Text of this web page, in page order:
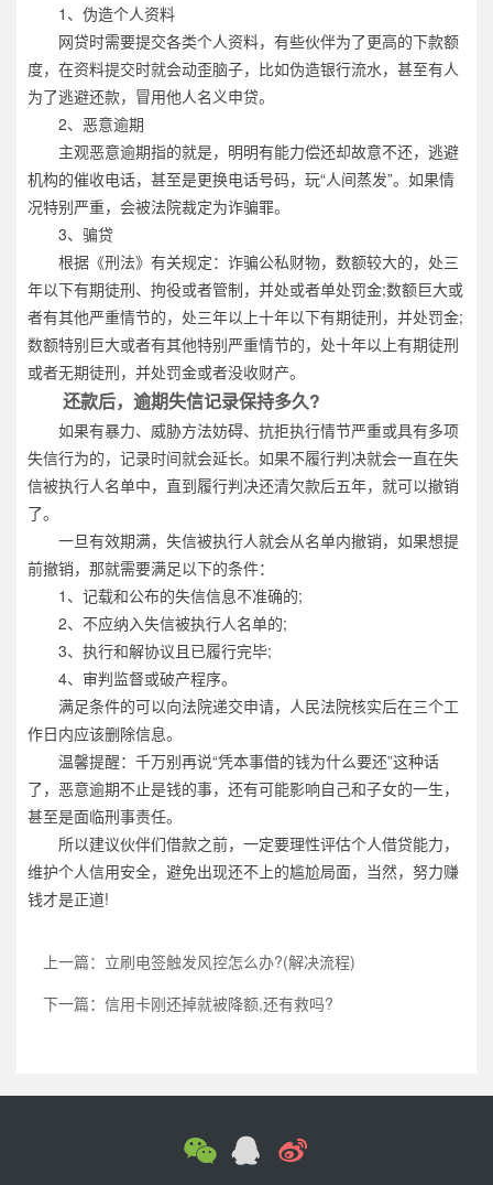
1、伪造个人资料
网贷时需要提交各类个人资料，有些伙伴为了更高的下款额
度，在资料提交时就会动歪脑子，比如伪造银行流水，甚至有人
为了逃避还款，冒用他人名义申贷。
2、恶意逾期
主观恶意逾期指的就是，明明有能力偿还却故意不还，逃避
机构的催收电话，甚至是更换电话号码，玩“人间蒸发”。如果情
况特别严重，会被法院裁定为诈骗罪。
3、骗贷
根据《刑法》有关规定：诈骗公私财物，数额较大的，处三
年以下有期徒刑、拘役或者管制，并处或者单处罚金;数额巨大或
者有其他严重情节的，处三年以上十年以下有期徒刑，并处罚金;
数额特别巨大或者有其他特别严重情节的，处十年以上有期徒刑
或者无期徒刑，并处罚金或者没收财产。
还款后，逾期失信记录保持多久?
如果有暴力、威胁方法妨碍、抗拒执行情节严重或具有多项
失信行为的，记录时间就会延长。如果不履行判决就会一直在失
信被执行人名单中，直到履行判决还清欠款后五年，就可以撤销
了。
一旦有效期满，失信被执行人就会从名单内撤销，如果想提
前撤销，那就需要满足以下的条件：
1、记载和公布的失信信息不准确的;
2、不应纳入失信被执行人名单的;
3、执行和解协议且已履行完毕;
4、审判监督或破产程序。
满足条件的可以向法院递交申请，人民法院核实后在三个工
作日内应该删除信息。
温馨提醒：千万别再说“凭本事借的钱为什么要还”这种话
了，恶意逾期不止是钱的事，还有可能影响自己和子女的一生，
甚至是面临刑事责任。
所以建议伙伴们借款之前，一定要理性评估个人借贷能力，
维护个人信用安全，避免出现还不上的尴尬局面，当然，努力赚
钱才是正道!
上一篇：立刷电签触发风控怎么办?(解决流程)
下一篇：信用卡刚还掉就被降额,还有救吗?